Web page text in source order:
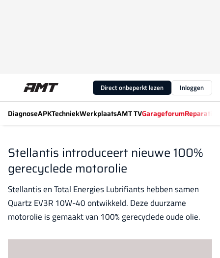
Direct onbeperkt lezen Inloggen
DiagnoseAPKTechniekWerkplaatsAMT TVGarageforum
Stellantis introduceert nieuwe 100%
gerecyclede motorolie
Stellantis en Total Energies Lubrifiants hebben samen
Quartz EV3R 10W-40 ontwikkeld. Deze duurzame
motorolie is gemaakt van 100% gerecyclede oude olie.